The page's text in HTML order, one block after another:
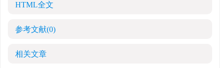
HTML全文
参考文献(0)
相关文章